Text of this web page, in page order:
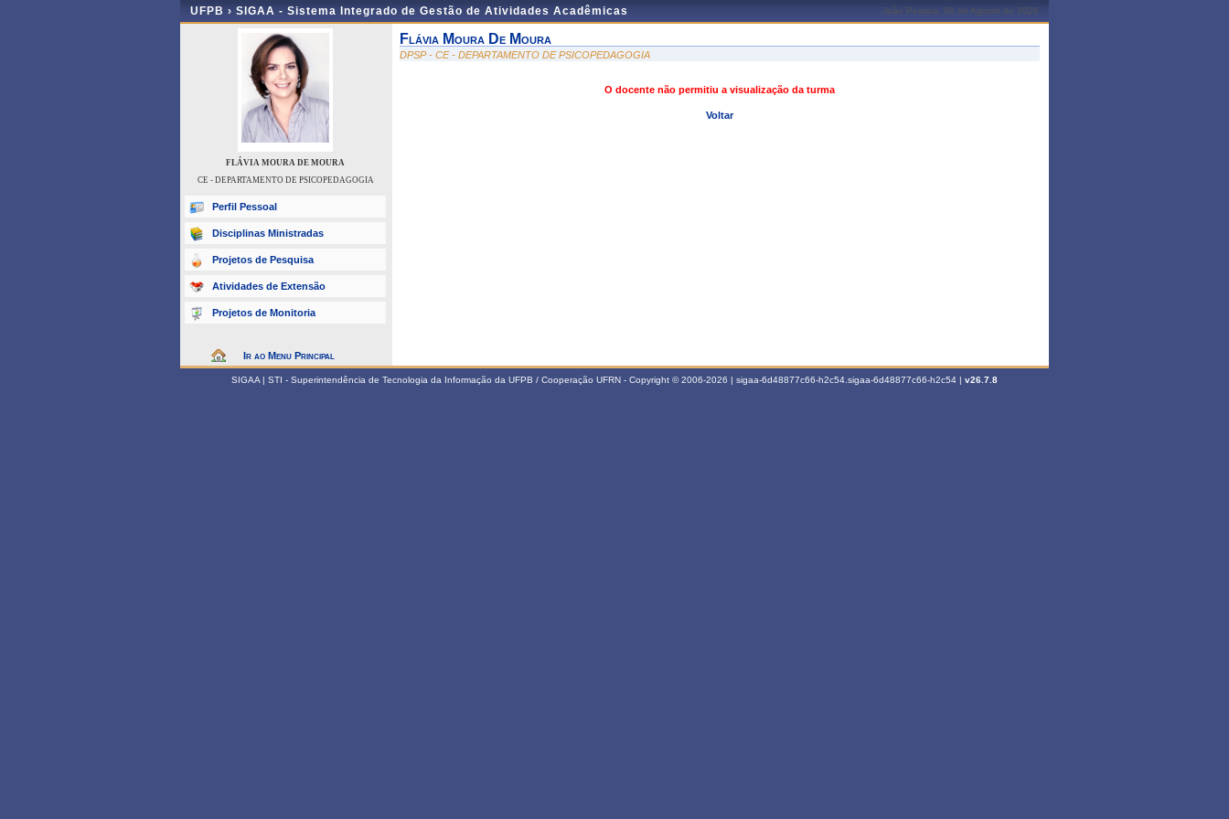
UFPB › SIGAA - Sistema Integrado de Gestão de Atividades Acadêmicas João Pessoa, 08 de Agosto de 2026
FLÁVIA MOURA DE MOURA
CE - DEPARTAMENTO DE PSICOPEDAGOGIA
Perfil Pessoal
Disciplinas Ministradas
Projetos de Pesquisa
Atividades de Extensão
Projetos de Monitoria
Ir ao Menu Principal
Flávia Moura De Moura
DPSP - CE - DEPARTAMENTO DE PSICOPEDAGOGIA
O docente não permitiu a visualização da turma
Voltar
SIGAA | STI - Superintendência de Tecnologia da Informação da UFPB / Cooperação UFRN - Copyright © 2006-2026 | sigaa-6d48877c66-h2c54.sigaa-6d48877c66-h2c54 | v26.7.8